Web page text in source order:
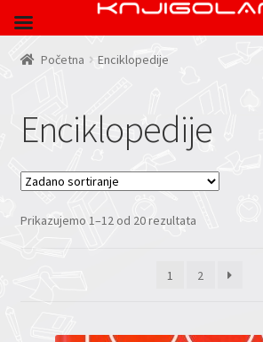
Početna Enciklopedije
Enciklopedije
Prikazujemo 1–12 od 20 rezultata
1 2